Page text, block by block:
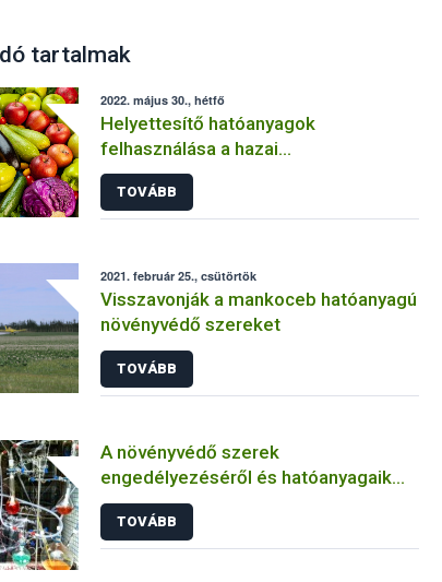
tartalmak
2022. május 30., hétfő
Helyettesítő hatóanyagok
felhasználása a hazai
növényvédelemben
TOVÁBB
2021. február 25., csütörtök
Visszavonják a mankoceb hatóanyagú
növényvédő szereket
TOVÁBB
A növényvédő szerek
engedélyezéséről és hatóanyagaik
vizsgálatáról
TOVÁBB